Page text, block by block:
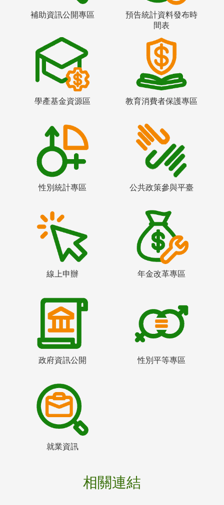
補助資訊公開專區
預告統計資料發布時
間表
學產基金資源區 教育消費者保護專區
性別統計專區 公共政策參與平臺
線上申辦 年金改革專區
政府資訊公開 性別平等專區
就業資訊
相關連結